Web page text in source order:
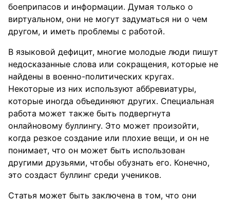
боеприпасов и информации. Думая только о
виртуальном, они не могут задуматься ни о чем
другом, и иметь проблемы с работой.
В языковой дефицит, многие молодые люди пишут
недосказанные слова или сокращения, которые не
найдены в военно-политических кругах.
Некоторые из них используют аббревиатуры,
которые иногда объединяют других. Специальная
работа может также быть подвергнута
онлайновому буллингу. Это может произойти,
когда резкое создание или плохие вещи, и он не
понимает, что он может быть использован
другими друзьями, чтобы обузнать его. Конечно,
это создаст буллинг среди учеников.
Статья может быть заключена в том, что они